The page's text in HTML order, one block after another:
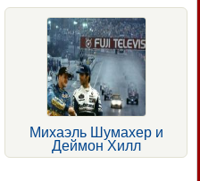
Михаэль Шумахер и
Деймон Хилл